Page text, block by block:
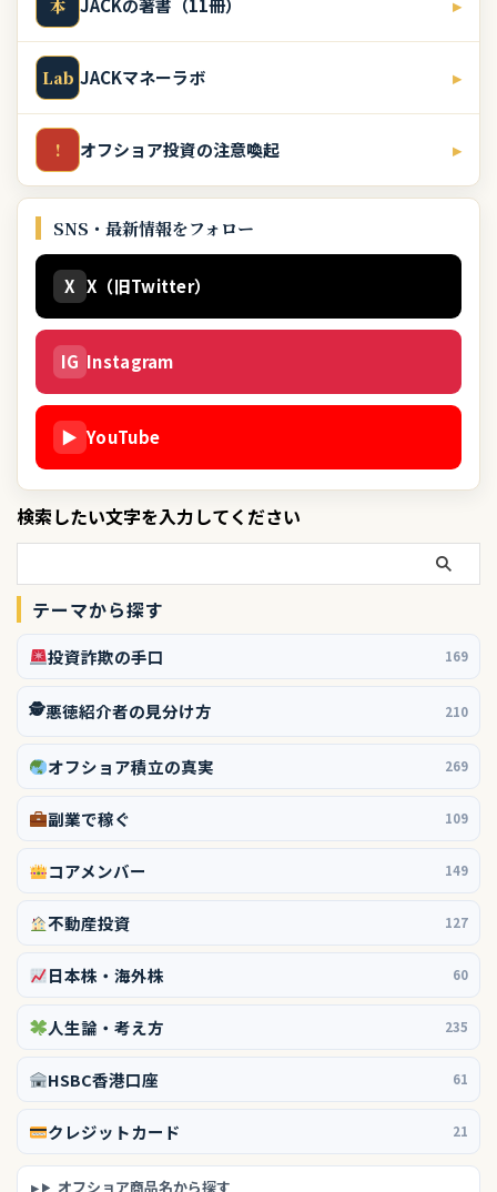
本
Lab JACKマネーラボ ▸
! オフショア投資の注意喚起 ▸
SNS・最新情報をフォロー
X X（旧Twitter）
IG Instagram
▶ YouTube
検索したい文字を入力してください
テーマから探す
投資詐欺の手口 169
🕵️悪徳紹介者の見分け方 210
オフショア積立の真実 269
副業で稼ぐ 109
コアメンバー 149
不動産投資 127
日本株・海外株 60
人生論・考え方 235
HSBC香港口座 61
クレジットカード 21
オフショア商品名から探す